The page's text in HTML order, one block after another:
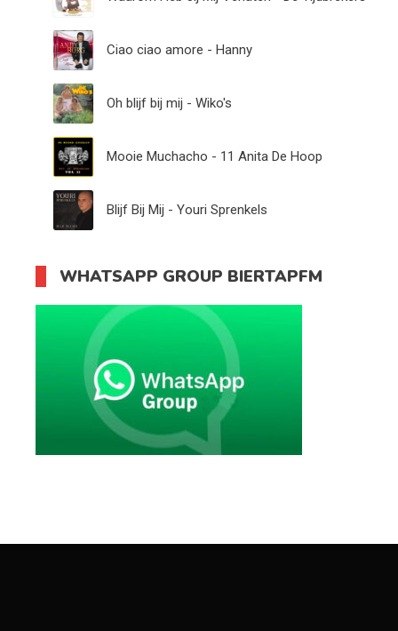
Ciao ciao amore - Hanny
Oh blijf bij mij - Wiko's
Mooie Muchacho - 11 Anita De Hoop
Blijf Bij Mij - Youri Sprenkels
WHATSAPP GROUP BIERTAPFM